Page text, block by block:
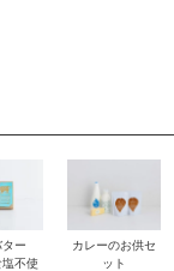
ー
不使
カレーのお供セ
ット